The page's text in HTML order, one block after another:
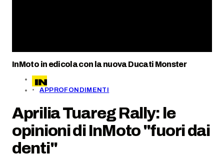
InMoto in edicola con la nuova Ducati Monster
APPROFONDIMENTI
Aprilia Tuareg Rally: le
opinioni di InMoto "fuori dai
denti"